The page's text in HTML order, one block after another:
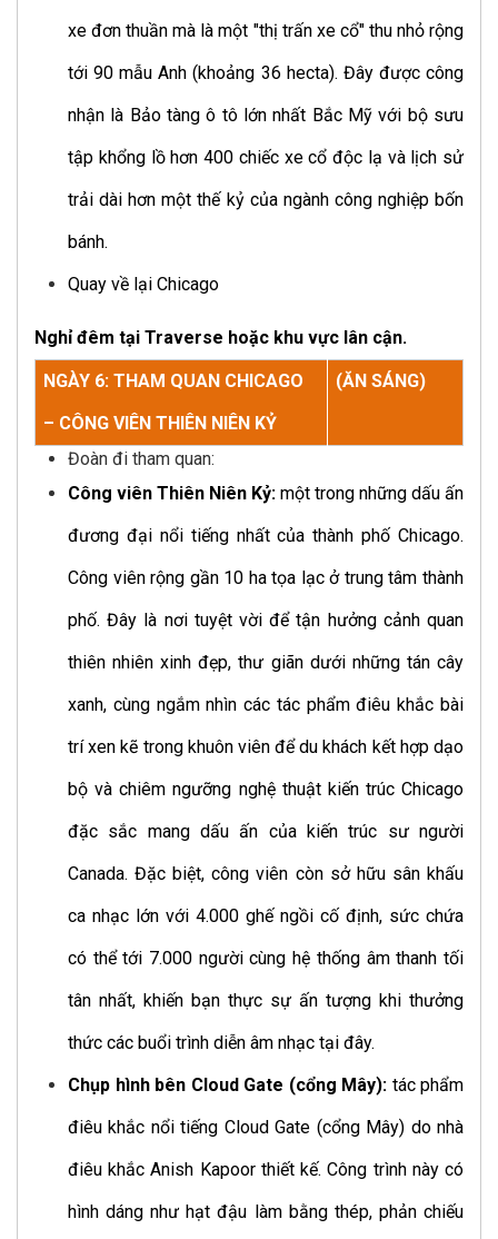
xe đơn thuần mà là một "thị trấn xe cổ" thu nhỏ rộng
tới 90 mẫu Anh (khoảng 36 hecta). Đây được công
nhận là Bảo tàng ô tô lớn nhất Bắc Mỹ với bộ sưu
tập khổng lồ hơn 400 chiếc xe cổ độc lạ và lịch sử
trải dài hơn một thế kỷ của ngành công nghiệp bốn
bánh.
Quay về lại Chicago
Nghỉ đêm tại Traverse hoặc khu vực lân cận.
NGÀY 6: THAM QUAN CHICAGO
– CÔNG VIÊN THIÊN NIÊN KỶ
(ĂN SÁNG)
Đoàn đi tham quan:
Công viên Thiên Niên Kỷ: một trong những dấu ấn
đương đại nổi tiếng nhất của thành phố Chicago.
Công viên rộng gần 10 ha tọa lạc ở trung tâm thành
phố. Đây là nơi tuyệt vời để tận hưởng cảnh quan
thiên nhiên xinh đẹp, thư giãn dưới những tán cây
xanh, cùng ngắm nhìn các tác phẩm điêu khắc bài
trí xen kẽ trong khuôn viên để du khách kết hợp dạo
bộ và chiêm ngưỡng nghệ thuật kiến trúc Chicago
đặc sắc mang dấu ấn của kiến trúc sư người
Canada. Đặc biệt, công viên còn sở hữu sân khấu
ca nhạc lớn với 4.000 ghế ngồi cố định, sức chứa
có thể tới 7.000 người cùng hệ thống âm thanh tối
tân nhất, khiến bạn thực sự ấn tượng khi thưởng
thức các buổi trình diễn âm nhạc tại đây.
Chụp hình bên Cloud Gate (cổng Mây): tác phẩm
điêu khắc nổi tiếng Cloud Gate (cổng Mây) do nhà
điêu khắc Anish Kapoor thiết kế. Công trình này có
hình dáng như hạt đậu làm bằng thép, phản chiếu